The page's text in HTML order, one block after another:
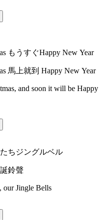
もうすぐHappy New Year
馬上就到 Happy New Year
and soon it will be Happy
ちジングルベル
鈴聲
our Jingle Bells